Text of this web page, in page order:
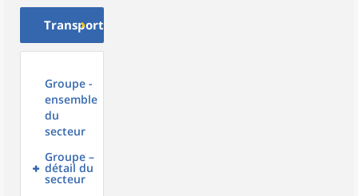
Transport
Groupe -
ensemble
du
secteur
Groupe –
détail du
secteur